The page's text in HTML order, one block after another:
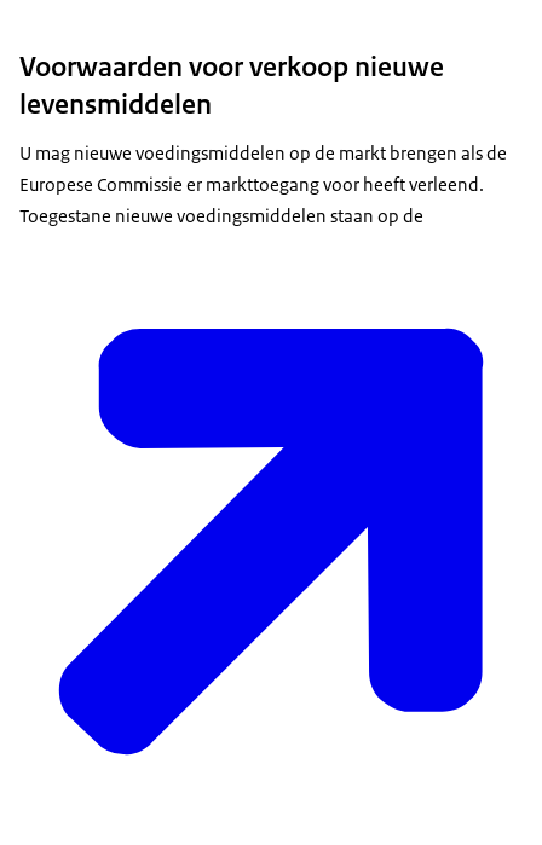
Voorwaarden voor verkoop nieuwe
levensmiddelen
U mag nieuwe voedingsmiddelen op de markt brengen als de
Europese Commissie er markttoegang voor heeft verleend.
Toegestane nieuwe voedingsmiddelen staan op de